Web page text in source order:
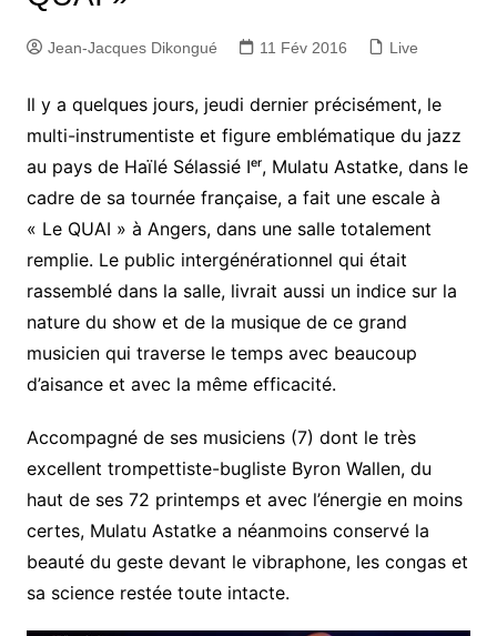
Jean-Jacques Dikongué 11 Fév 2016 Live
Il y a quelques jours, jeudi dernier précisément, le
multi-instrumentiste et figure emblématique du jazz
au pays de Haïlé Sélassié Iᵉʳ, Mulatu Astatke, dans le
cadre de sa tournée française, a fait une escale à
« Le QUAI » à Angers, dans une salle totalement
remplie. Le public intergénérationnel qui était
rassemblé dans la salle, livrait aussi un indice sur la
nature du show et de la musique de ce grand
musicien qui traverse le temps avec beaucoup
d’aisance et avec la même efficacité.
Accompagné de ses musiciens (7) dont le très
excellent trompettiste-bugliste Byron Wallen, du
haut de ses 72 printemps et avec l’énergie en moins
certes, Mulatu Astatke a néanmoins conservé la
beauté du geste devant le vibraphone, les congas et
sa science restée toute intacte.